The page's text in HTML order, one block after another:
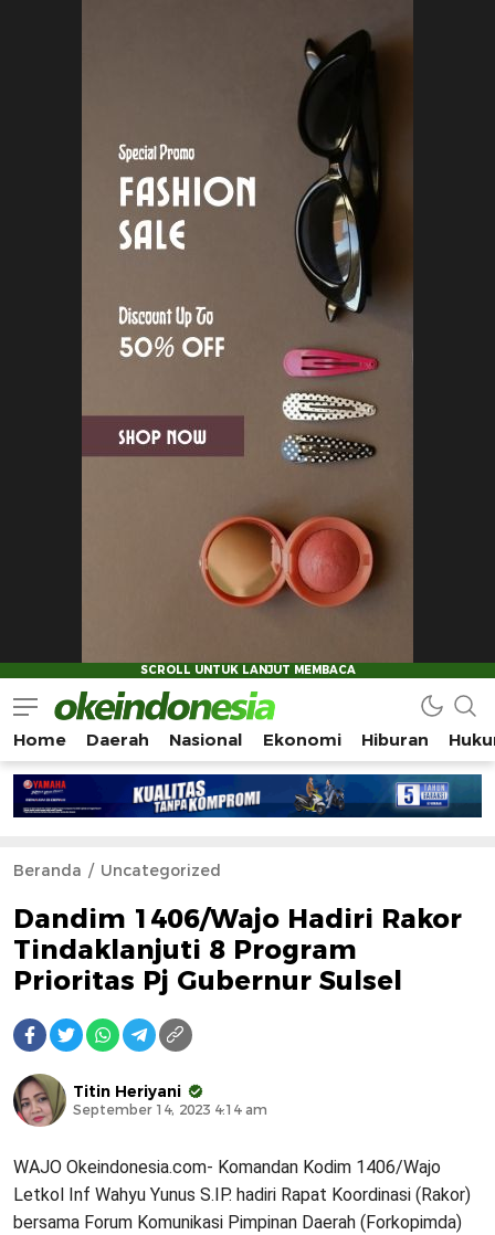
Okeindonesia.Online
Mengonlinekan Indonesia Secara Utuh
Home Daerah Nasional Ekonomi Hiburan
Beranda Uncategorized
Dandim 1406/Wajo Hadiri Rakor
Tindaklanjuti 8 Program
Prioritas Pj Gubernur Sulsel
Titin Heriyani
September 14, 2023 4:14 am
WAJO Okeindonesia.com- Komandan Kodim 1406/Wajo
Letkol Inf Wahyu Yunus S.IP. hadiri Rapat Koordinasi (Rakor)
bersama Forum Komunikasi Pimpinan Daerah (Forkopimda)